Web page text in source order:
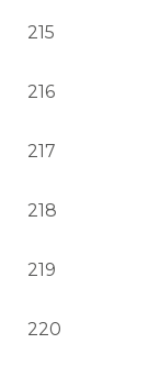
215
216
217
218
219
220